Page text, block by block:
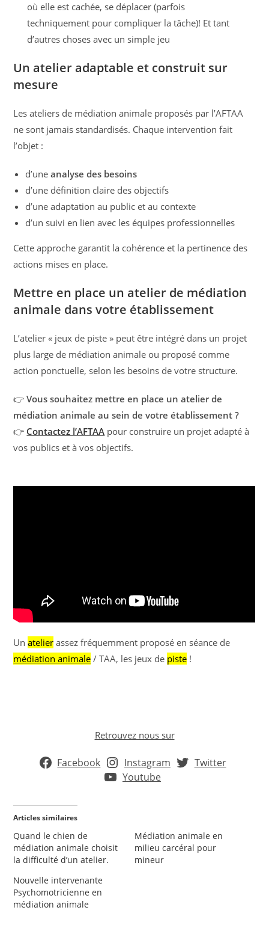
où elle est cachée, se déplacer (parfois
techniquement pour compliquer la tâche)! Et tant
d’autres choses avec un simple jeu
Un atelier adaptable et construit sur
mesure
Les ateliers de médiation animale proposés par l’AFTAA
ne sont jamais standardisés. Chaque intervention fait
l’objet :
d’uneanalyse des besoins
d’une définition claire des objectifs
d’une adaptation au public et au contexte
d’un suivi en lien avec les équipes professionnelles
Cette approche garantit la cohérence et la pertinence des
actions mises en place.
Mettre en place un atelier de médiation
animale dans votre établissement
L’atelier « jeux de piste » peut être intégré dans un projet
plus large de médiation animale ou proposé comme
action ponctuelle, selon les besoins de votre structure.
👉Vous souhaitez mettre en place un atelier de
médiation animale au sein de votre établissement ?
👉 Contactez l’AFTAA pour construire un projet adapté à
vos publics et à vos objectifs.
Unatelier assez fréquemment proposé en séance de
médiation animale / TAA, les jeux de piste !
Retrouvez nous sur
Facebook Instagram
Twitter
Youtube
Articles similaires
Quand le chien de
médiation animale choisit
la difficulté d’un atelier.
Médiation animale en
milieu carcéral pour
mineur
Nouvelle intervenante
Psychomotricienne en
médiation animale